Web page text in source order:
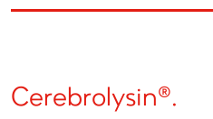
Cerebrolysin®.